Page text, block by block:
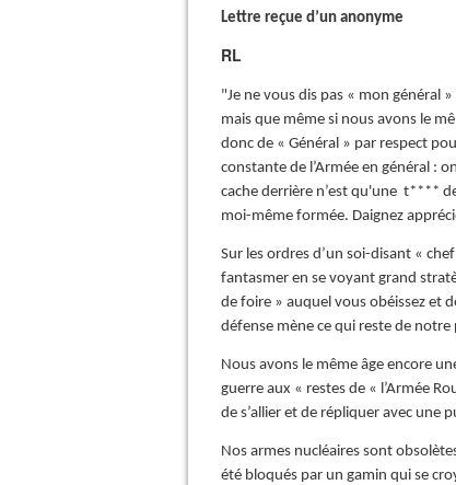
Lettre reçue d’un anonyme
RL
"Je ne vous dis pas « mon général
mais que même si nous avons le
donc de « Général » par respect
constante de l’Armée en général :
cache derrière n’est qu'une t****
moi-même formée. Daignez
Sur les ordres d’un soi-disant «
fantasmer en se voyant grand
de foire » auquel vous obéissez et
défense mène ce qui reste de notre
Nous avons le même âge encore
guerre aux « restes de « l’Armée
de s’allier et de répliquer avec une
Nos armes nucléaires sont
été bloqués par un gamin qui se